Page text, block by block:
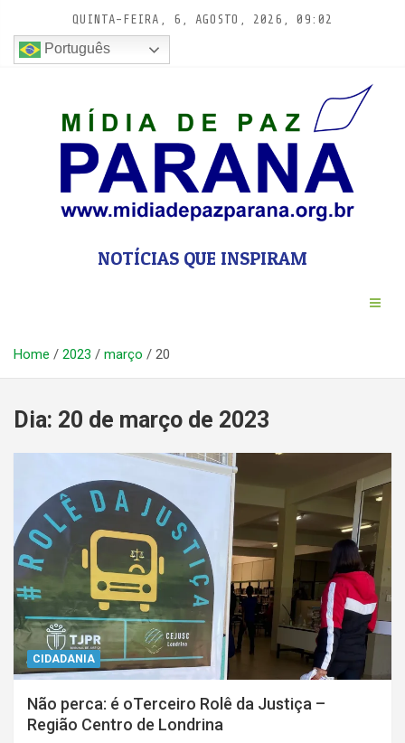
conteúdo
QUINTA-FEIRA, 6, AGOSTO, 2026, 09:02
Português
NOTÍCIAS QUE INSPIRAM
Home 2023 março 20
Dia: 20 de março de 2023
CIDADANIA
Não perca: é oTerceiro Rolê da Justiça –
Região Centro de Londrina